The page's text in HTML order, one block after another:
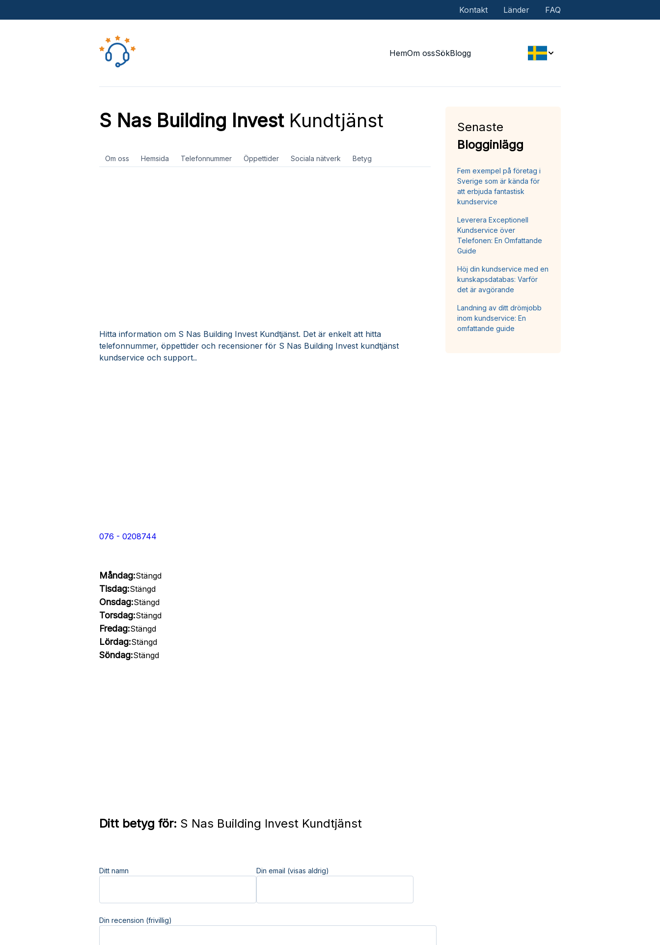
Kontakt Länder FAQ
HemOm ossSökBlogg
S Nas Building InvestKundtjänst
Om oss Hemsida Telefonnummer Öppettider Sociala nätverk Betyg
Hitta information om S Nas Building Invest Kundtjänst. Det är enkelt att hitta
telefonnummer, öppettider och recensioner för S Nas Building Invest kundtjänst
kundservice och support..
076 - 0208744
Måndag:Stängd
Tisdag:Stängd
Onsdag:Stängd
Torsdag:Stängd
Fredag:Stängd
Lördag:Stängd
Söndag:Stängd
Ditt betyg för: S Nas Building Invest Kundtjänst
Ditt namn Din email (visas aldrig)
Din recension (frivillig)
Senaste
Blogginlägg
Fem exempel på företag i
Sverige som är kända för
att erbjuda fantastisk
kundservice
Leverera Exceptionell
Kundservice över
Telefonen: En Omfattande
Guide
Höj din kundservice med en
kunskapsdatabas: Varför
det är avgörande
Landning av ditt drömjobb
inom kundservice: En
omfattande guide